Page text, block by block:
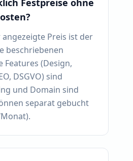
Festpreise ohne
angezeigte Preis ist der
beschriebenen
Features (Design,
DSGVO) sind
und Domain sind
separat gebucht